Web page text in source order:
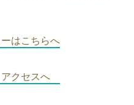
はこちらへ
アクセスへ